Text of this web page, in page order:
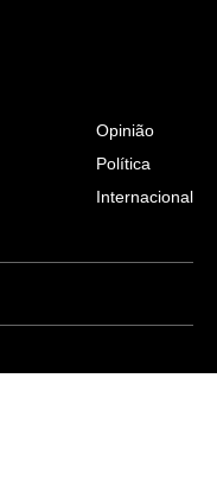
Opinião
Política
Internacional